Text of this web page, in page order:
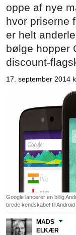
oppe af nye
hvor priserne
er helt
bølge hopper
discount-
17. september 2014
Google lancerer en billig
brede kendskabet til
MADS
ELKÆR